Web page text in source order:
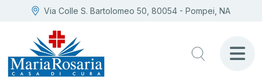
Via Colle S. Bartolomeo 50, 80054 - Pompei, NA